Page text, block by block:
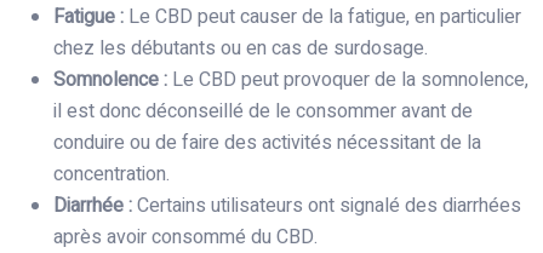
Fatigue : Le CBD peut causer de la fatigue, en particulier
chez les débutants ou en cas de surdosage.
Somnolence : Le CBD peut provoquer de la somnolence,
il est donc déconseillé de le consommer avant de
conduire ou de faire des activités nécessitant de la
concentration.
Diarrhée :Certains utilisateurs ont signalé des diarrhées
après avoir consommé du CBD.